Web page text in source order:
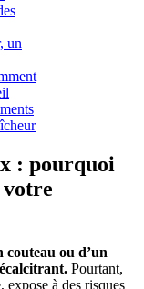
un
: pourquoi
couteau ou d’un
Pourtant,
à des risques